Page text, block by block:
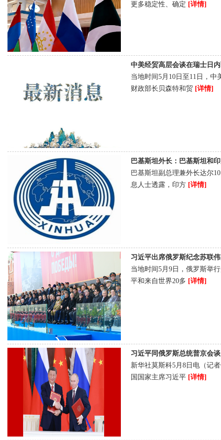
更多稳定性、确定 [详情]
中美经贸高层会谈在瑞士日
当地时间5月10日至11日，
财政部长贝森特和贸 [详情]
巴基斯坦外长：巴基斯坦和
巴基斯坦副总理兼外长达尔
息人士透露，印方 [详情]
习近平出席俄罗斯纪念苏联
当地时间5月9日，俄罗斯举
平和来自世界20多 [详情]
习近平同俄罗斯总统普京会
新华社莫斯科5月8日电（记
国国家主席习近平 [详情]